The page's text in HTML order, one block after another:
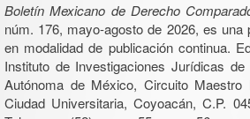
Boletín Mexicano de Derecho
núm. 176, mayo-agosto de 2026, es una
en modalidad de publicación continua.
Instituto de Investigaciones Jurídicas
Autónoma de México, Circuito
Ciudad Universitaria, Coyoacán, C.P.